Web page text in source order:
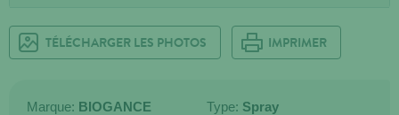
TÉLÉCHARGER LES PHOTOS IMPRIMER
Marque: BIOGANCE
Type: Spray